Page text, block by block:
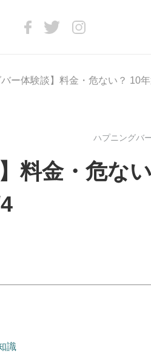
バー体験談】料金・危ない？ 10
ハプニングバ
料金・危な
識